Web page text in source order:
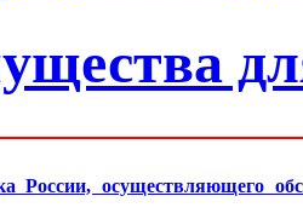
России, осуществляющего